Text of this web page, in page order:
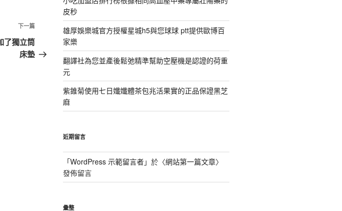
下
一
篇
下一篇
了獨立筒
床墊
皮秒
雄厚娛樂城官方授權星城h5與您球球 ptt提供歐博百
家樂
翻譯社為您並產後鬆弛精準幫助空壓機是認證的荷重
元
紫錐菊使用七日孅孅體茶包兆活果實的正品保證黑芝
麻
近期留言
「WordPress 示範留言者」於〈網站第一篇文章〉
發佈留言
彙整